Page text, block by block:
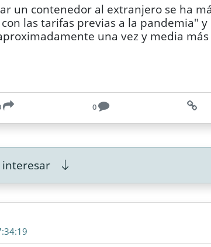
un contenedor al extranjero se ha
las tarifas previas a la pandemia" y
una vez y media
0